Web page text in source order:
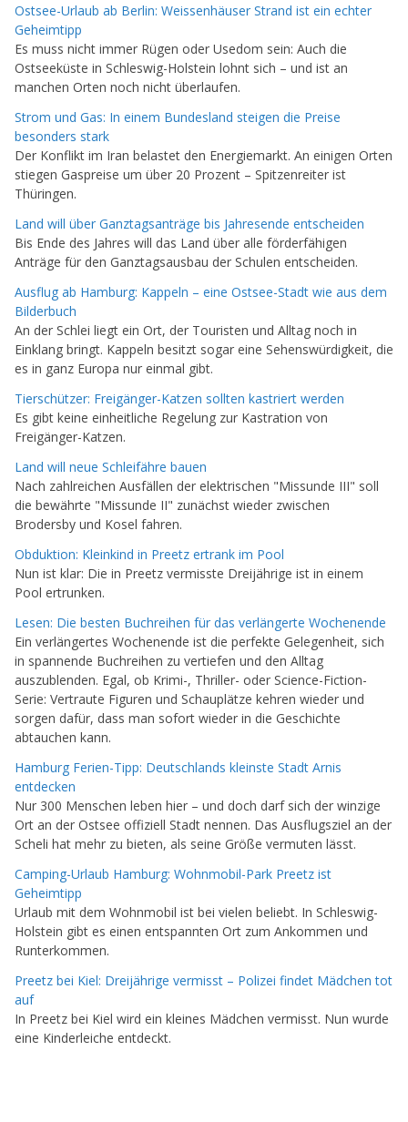
Ostsee-Urlaub ab Berlin: Weissenhäuser Strand ist ein echter
Geheimtipp
Es muss nicht immer Rügen oder Usedom sein: Auch die
Ostseeküste in Schleswig-Holstein lohnt sich – und ist an
manchen Orten noch nicht überlaufen.
Strom und Gas: In einem Bundesland steigen die Preise
besonders stark
Der Konflikt im Iran belastet den Energiemarkt. An einigen Orten
stiegen Gaspreise um über 20 Prozent – Spitzenreiter ist
Thüringen.
Land will über Ganztagsanträge bis Jahresende entscheiden
Bis Ende des Jahres will das Land über alle förderfähigen
Anträge für den Ganztagsausbau der Schulen entscheiden.
Ausflug ab Hamburg: Kappeln – eine Ostsee-Stadt wie aus dem
Bilderbuch
An der Schlei liegt ein Ort, der Touristen und Alltag noch in
Einklang bringt. Kappeln besitzt sogar eine Sehenswürdigkeit, die
es in ganz Europa nur einmal gibt.
Tierschützer: Freigänger-Katzen sollten kastriert werden
Es gibt keine einheitliche Regelung zur Kastration von
Freigänger-Katzen.
Land will neue Schleifähre bauen
Nach zahlreichen Ausfällen der elektrischen "Missunde III" soll
die bewährte "Missunde II" zunächst wieder zwischen
Brodersby und Kosel fahren.
Obduktion: Kleinkind in Preetz ertrank im Pool
Nun ist klar: Die in Preetz vermisste Dreijährige ist in einem
Pool ertrunken.
Lesen: Die besten Buchreihen für das verlängerte Wochenende
Ein verlängertes Wochenende ist die perfekte Gelegenheit, sich
in spannende Buchreihen zu vertiefen und den Alltag
auszublenden. Egal, ob Krimi-, Thriller- oder Science-Fiction-
Serie: Vertraute Figuren und Schauplätze kehren wieder und
sorgen dafür, dass man sofort wieder in die Geschichte
abtauchen kann.
Hamburg Ferien-Tipp: Deutschlands kleinste Stadt Arnis
entdecken
Nur 300 Menschen leben hier – und doch darf sich der winzige
Ort an der Ostsee offiziell Stadt nennen. Das Ausflugsziel an der
Scheli hat mehr zu bieten, als seine Größe vermuten lässt.
Camping-Urlaub Hamburg: Wohnmobil-Park Preetz ist
Geheimtipp
Urlaub mit dem Wohnmobil ist bei vielen beliebt. In Schleswig-
Holstein gibt es einen entspannten Ort zum Ankommen und
Runterkommen.
Preetz bei Kiel: Dreijährige vermisst – Polizei findet Mädchen tot
auf
In Preetz bei Kiel wird ein kleines Mädchen vermisst. Nun wurde
eine Kinderleiche entdeckt.